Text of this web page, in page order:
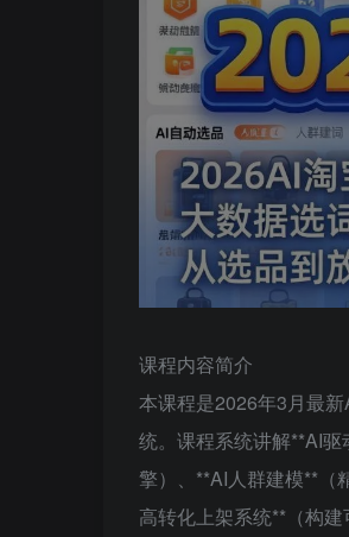
课程内容简介
本课程是2026年3月最
统。课程系统讲解**AI
擎）、**AI人群建模**（
高转化上架系统**（构